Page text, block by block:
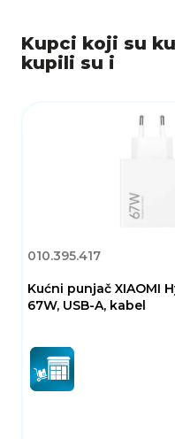
Kupci koji su
kupili su i
010.395.417
Kućni punjač XIAOMI
67W, USB-A, kabel